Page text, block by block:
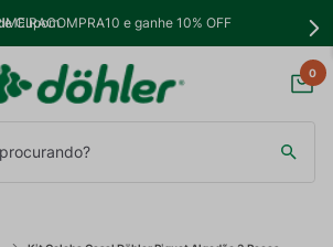
e ganhe 10% OFF
0